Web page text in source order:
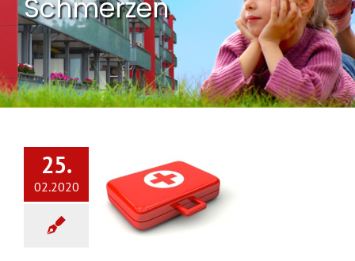
Schmerzen
25.
02.2020